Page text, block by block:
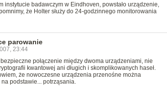
badawczym w Eindhoven, powstało urządzenie,
że Holter służy do 24-godzinnego monitorowania
parowanie
23:44
połączenie między dwoma urządzeniami, nie
kwantowej ani długich i skomplikowanych haseł.
że nowoczesne urządzenia przenośne można
podstawie... potrząsania.